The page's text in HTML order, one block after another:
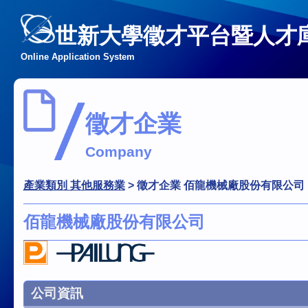
世新大學徵才平台暨人才
Online Application System
徵才企業
Company
產業類別 其他服務業> 徵才企業 佰龍機械廠股份有限公司
佰龍機械廠股份有限公司
公司資訊